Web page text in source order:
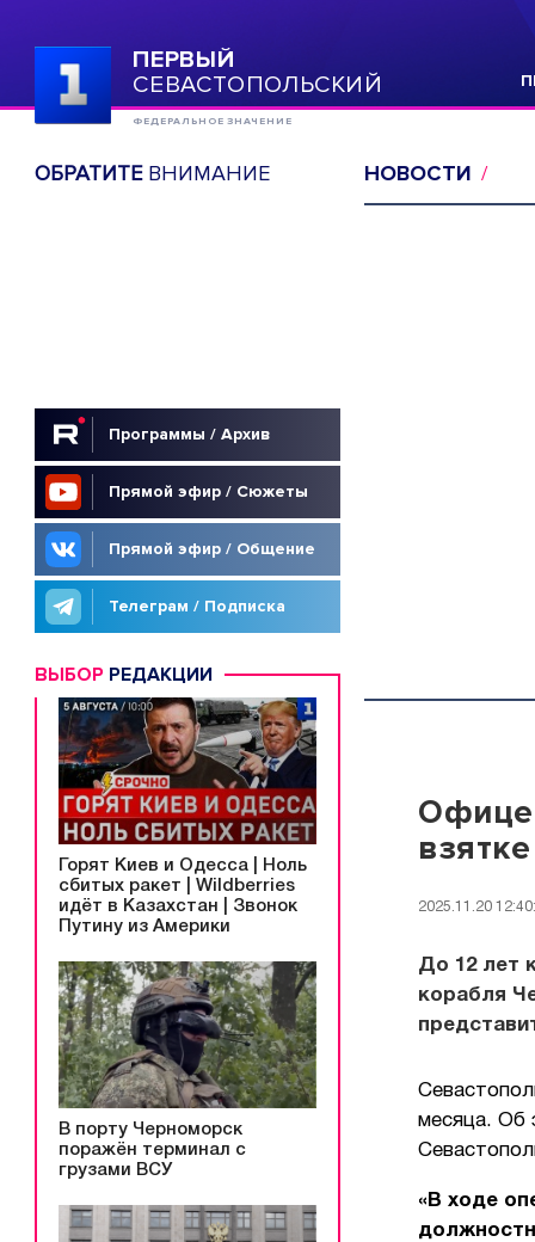
ПЕРВЫЙ
СЕВАСТОПОЛЬСКИЙ
ФЕДЕРАЛЬНОЕ ЗНАЧЕНИЕ
ОБРАТИТЕВНИМАНИЕ
Программы / Архив
Прямой эфир / Сюжеты
Прямой эфир / Общение
Телеграм / Подписка
ВЫБОР РЕДАКЦИИ
Горят Киев и Одесса | Ноль
сбитых ракет | Wildberries
идёт в Казахстан | Звонок
Путину из Америки
В порту Черноморск
поражён терминал с
грузами ВСУ
НОВОСТИ
2025.11.20
До 12 лет
корабля
месяца. Об
«В ходе